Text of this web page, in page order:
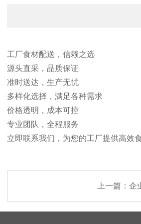
工厂食材配送，信赖之选
源头直采，品质保证
准时送达，生产无忧
多样化选择，满足各种需求
价格透明，成本可控
专业团队，全程服务
立即联系我们，为您的工厂提供高效
上一篇： 企